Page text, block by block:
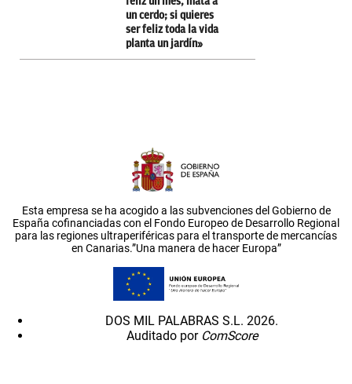
un cerdo; si quieres
ser feliz toda la vida
planta un jardín»
Esta empresa se ha acogido a las subvenciones del Gobierno de
España cofinanciadas con el Fondo Europeo de Desarrollo Regional
para las regiones ultraperiféricas para el transporte de mercancías
en Canarias.”Una manera de hacer Europa”
DOS MIL PALABRAS S.L. 2026.
Auditado por ComScore